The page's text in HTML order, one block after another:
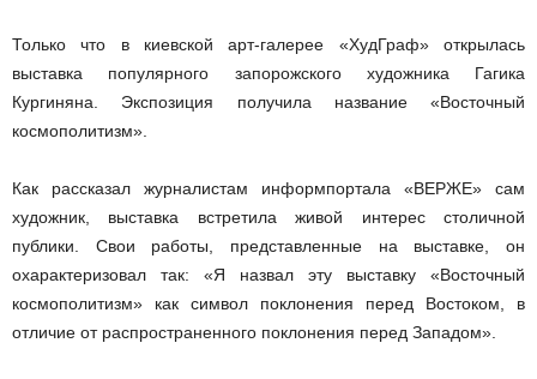
Только что в киевской арт-галерее «ХудГраф» открылась
выставка популярного запорожского художника Гагика
Кургиняна. Экспозиция получила название «Восточный
космополитизм».
Как рассказал журналистам информпортала «ВЕРЖЕ» сам
художник, выставка встретила живой интерес столичной
публики. Свои работы, представленные на выставке, он
охарактеризовал так: «Я назвал эту выставку «Восточный
космополитизм» как символ поклонения перед Востоком, в
отличие от распространенного поклонения перед Западом».